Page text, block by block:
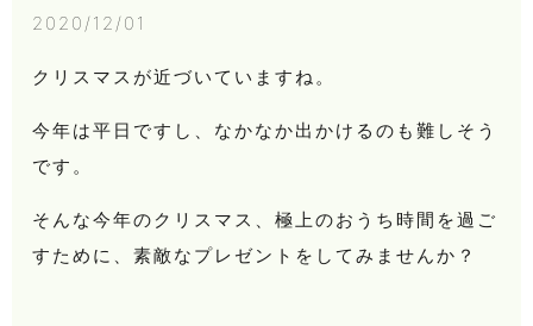
2020/12/01
クリスマスが近づいていますね。
今年は平日ですし、なかなか出かけるのも難しそう
です。
そんな今年のクリスマス、極上のおうち時間を過ご
すために、素敵なプレゼントをしてみませんか？